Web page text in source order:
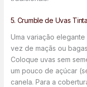
5. Crumble de Uvas
Uma variação
vez de maçãs ou
Coloque uvas sem
um pouco de açúcar
canela. Para a